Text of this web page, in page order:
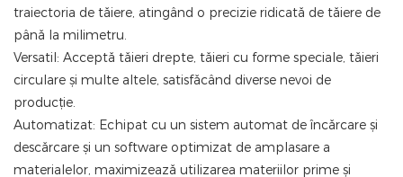
traiectoria de tăiere, atingând o precizie ridicată de tăiere de
până la milimetru.
Versatil: Acceptă tăieri drepte, tăieri cu forme speciale, tăieri
circulare și multe altele, satisfăcând diverse nevoi de
producție.
Automatizat: Echipat cu un sistem automat de încărcare și
descărcare și un software optimizat de amplasare a
materialelor, maximizează utilizarea materiilor prime și